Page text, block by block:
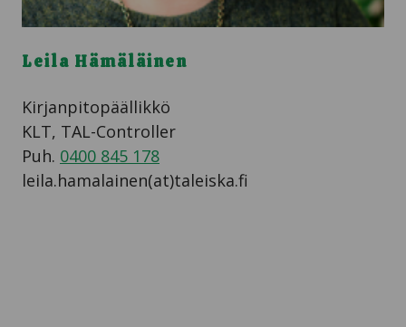
Leila Hämäläinen
Kirjanpitopäällikkö
KLT, TAL-Controller
Puh. 0400 845 178
leila.hamalainen(at)taleiska.fi